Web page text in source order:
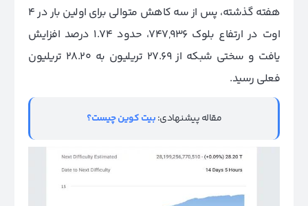
هفته گذشته، پس از سه کاهش متوالی برای اولین بار در ۴
اوت در ارتفاع بلوک ۷۴۷,۹۳۶، حدود ۱.۷۴ درصد افزایش
یافت و سختی شبکه از ۲۷.۶۹ تریلیون به ۲۸.۲۰ تریلیون
فعلی رسید.
مقاله پیشنهادی:بیت کوین چیست؟